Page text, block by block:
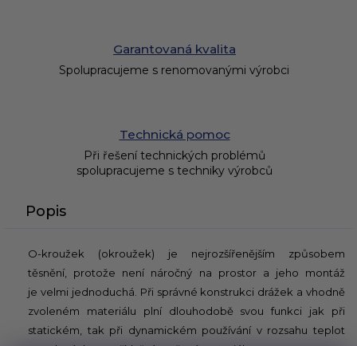
Garantovaná kvalita
Spolupracujeme s renomovanými výrobci
Technická pomoc
Při řešení technických problémů
spolupracujeme s techniky výrobců
Popis
O-kroužek (okroužek) je nejrozšířenějším způsobem
těsnění, protože není náročný na prostor a jeho montáž
je velmi jednoduchá. Při správné konstrukci drážek a vhodně
zvoleném materiálu plní dlouhodobě svou funkci jak při
statickém, tak při dynamickém používání v rozsahu teplot